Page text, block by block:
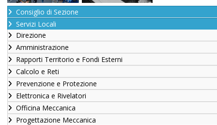
Consiglio di Sezione
Servizi Locali
Direzione
Amministrazione
Rapporti Territorio e Fondi Esterni
Calcolo e Reti
Prevenzione e Protezione
Elettronica e Rivelatori
Officina Meccanica
Progettazione Meccanica